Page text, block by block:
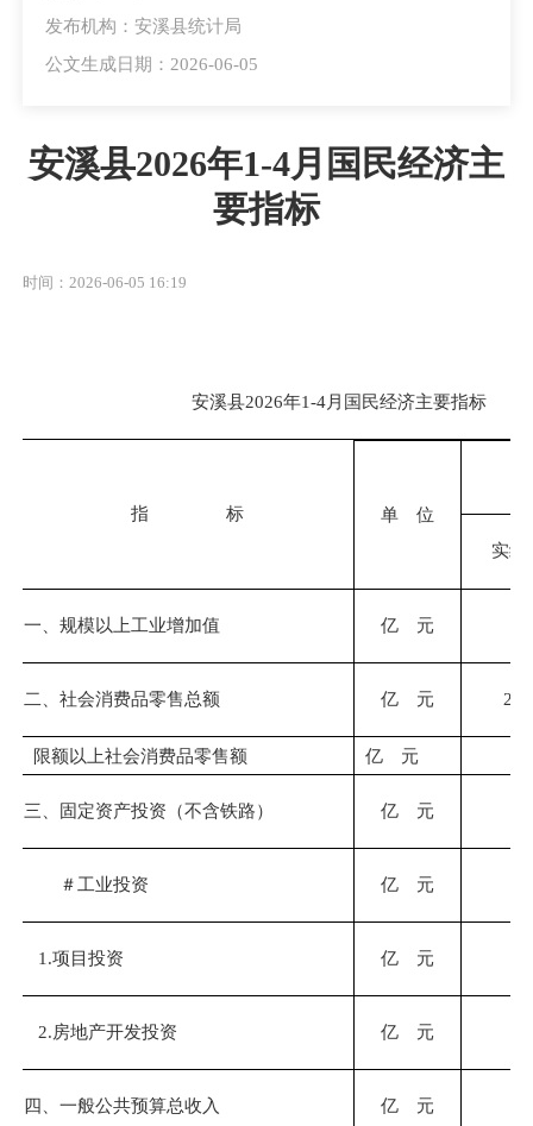
发布机构：安溪县统计局
公文生成日期：2026-06-05
安溪县2026年1-4月国民经济主
要指标
时间：2026-06-05 16:19
安溪县2026年1-4月国民经济主要指标
指 标
单 位
实绩
一、规模以上工业增加值 亿 元
二、 社会消费品零售总额 亿 元
限额以上社会消费品零售额 亿 元
三、固定资产投资（不含铁路） 亿 元
＃工业投资 亿 元
1.项目投资 亿 元
2.房地产开发投资 亿 元
四、一般公共预算总收入 亿 元